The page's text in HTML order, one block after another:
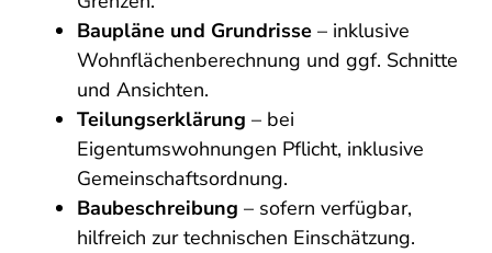
Baupläne und Grundrisse – inklusive
Wohnflächenberechnung und ggf. Schnitte
und Ansichten.
Teilungserklärung – bei
Eigentumswohnungen Pflicht, inklusive
Gemeinschaftsordnung.
Baubeschreibung – sofern verfügbar,
hilfreich zur technischen Einschätzung.